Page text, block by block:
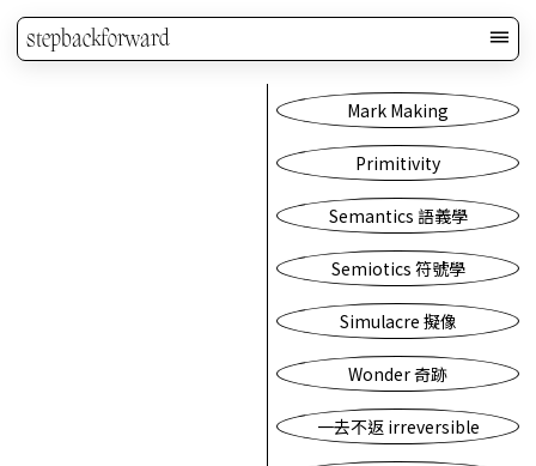
stepbackforward
Mark Making
Primitivity
Semantics 語義學
Semiotics 符號學
Simulacre 擬像
Wonder 奇跡
一去不返 irreversible